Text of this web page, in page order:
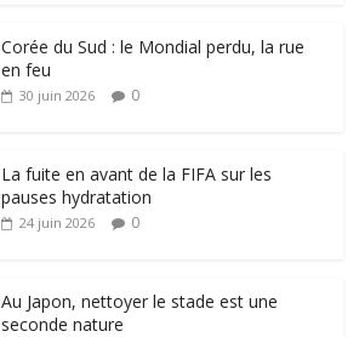
Corée du Sud : le Mondial perdu, la rue
en feu
30 juin 2026 0
La fuite en avant de la FIFA sur les
pauses hydratation
24 juin 2026 0
Au Japon, nettoyer le stade est une
seconde nature